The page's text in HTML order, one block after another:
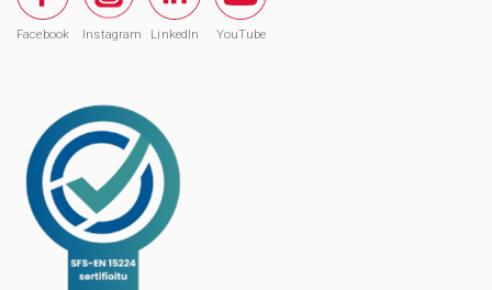
Facebook Instagram LinkedIn YouTube